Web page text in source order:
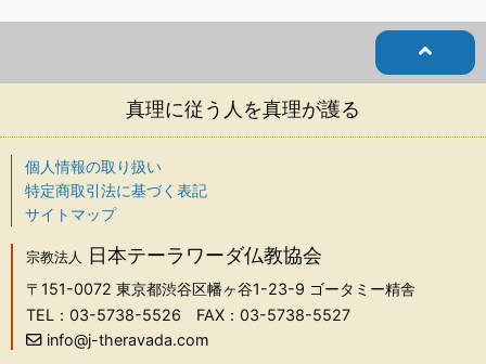
真理に従う人を真理が護る
個人情報の取り扱い
特定商取引法に基づく表記
サイトマップ
宗教法人 日本テーラワーダ仏教協会
〒151-0072 東京都渋谷区幡ヶ谷1-23-9 ゴータミー精舎
TEL：03-5738-5526 FAX：03-5738-5527
info@j-theravada.com